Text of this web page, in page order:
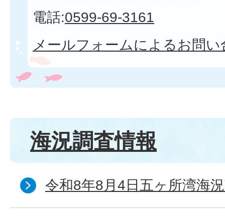
電話:0599-69-3161
メールフォームによるお問い
海況調査情報
令和8年8月4日五ヶ所湾海